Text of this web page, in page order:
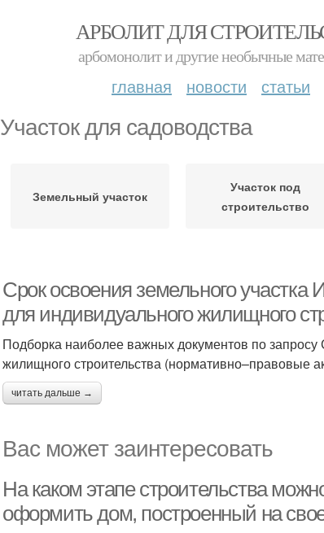
АРБОЛИТ ДЛЯ
арбомонолит и другие необычные
главная новости статьи
Участок для садоводства
Земельный участок
Участок под
строительство
Срок освоения земельного
для индивидуального жилищного
Подборка наиболее важных документов по запросу
жилищного строительства (нормативно–правовые
читать дальше →
Вас может заинтересовать
На каком этапе строительства
оформить дом, построенный на